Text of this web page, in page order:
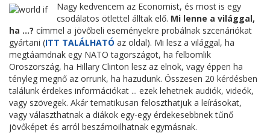
Nagy kedvencem az Economist, és most is egy
csodálatos ötlettel álltak elő. Mi lenne a világgal,
ha ...? címmel a jövőbeli eseményekre probálnak szcenáriókat
gyártani (ITT TALÁLHATÓ az oldal). Mi lesz a világgal, ha
megtáamdnak egy NATO tagországot, ha felbomlik
Oroszország, ha Hillary Clinton lesz az elnök, vagy éppen ha
tényleg megnő az orrunk, ha hazudunk. Összesen 20 kérdésben
találunk érdekes információkat ... ezek lehetnek audiók, videók,
vagy szövegek. Akár tematikusan feloszthatjuk a leírásokat,
vagy választhatnak a diákok egy-egy érdekesebbnek tűnő
jövőképet és arról beszámoilhatnak egymásnak.